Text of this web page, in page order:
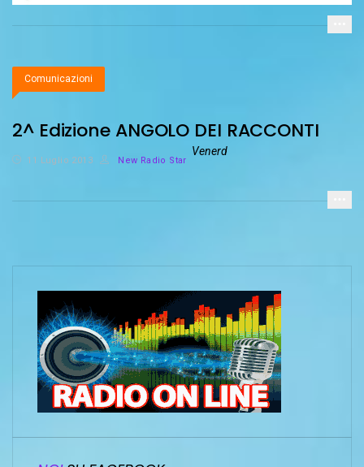
Comunicazioni
2^ Edizione ANGOLO DEI RACCONTI
11 Luglio 2013 New Radio Star
Venerd